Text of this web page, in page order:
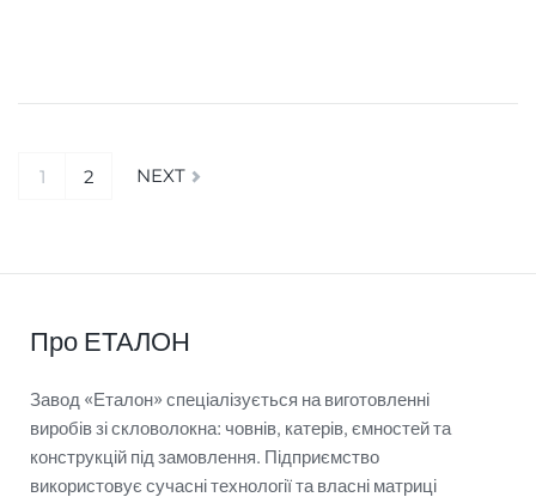
1 2 NEXT
Про ЕТАЛОН
Завод «Еталон» спеціалізується на виготовленні
виробів зі скловолокна: човнів, катерів, ємностей та
конструкцій під замовлення. Підприємство
використовує сучасні технології та власні матриці